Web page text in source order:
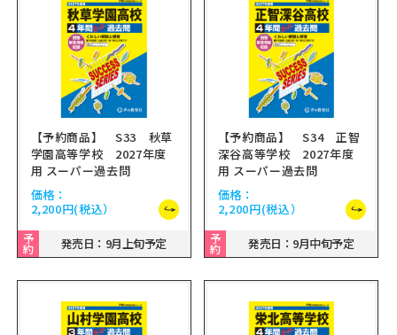
【予約商品】 S33 秋草
学園高等学校 2027年度
用 スーパー過去問
価格：
2,200円(税込）
予
約 発売日：9月上旬予定
【予約商品】 S34 正智
深谷高等学校 2027年度
用 スーパー過去問
価格：
2,200円(税込）
予
約 発売日：9月中旬予定